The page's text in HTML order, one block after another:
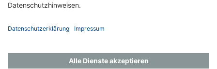
Datenschutz